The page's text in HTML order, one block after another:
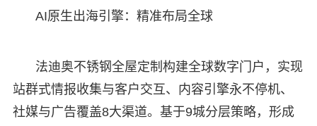
AI原生出海引擎：精准布局全球
法迪奥不锈钢全屋定制构建全球数字门户，实现
站群式情报收集与客户交互、内容引擎永不停机、
社媒与广告覆盖8大渠道。基于9城分层策略，形成